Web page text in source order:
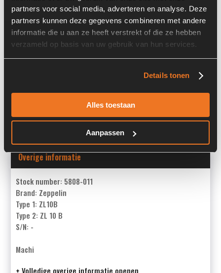
partners voor social media, adverteren en analyse. Deze
partners kunnen deze gegevens combineren met andere
informatie die u aan ze heeft verstrekt of die ze hebben
verzameld op basis van uw gebruik van hun services.
Details tonen
Alles toestaan
Aanpassen
4D16D
Land:
Nederland
Overige informatie
Stock number: 5808-011
Brand: Zeppelin
Type 1: ZL10B
Type 2: ZL 10 B
S/N: -
Machi
+ Volledige overige informatie openen